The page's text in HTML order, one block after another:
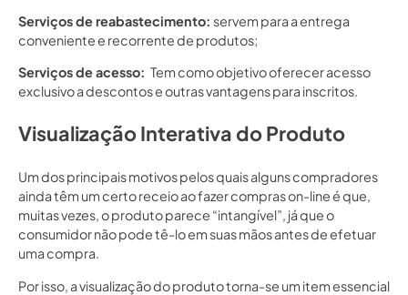
Serviços de reabastecimento: servem para a entrega
conveniente e recorrente de produtos;
Serviços de acesso: Tem como objetivo oferecer acesso
exclusivo a descontos e outras vantagens para inscritos.
Visualização Interativa do Produto
Um dos principais motivos pelos quais alguns compradores
ainda têm um certo receio ao fazer compras on-line é que,
muitas vezes, o produto parece “intangível”, já que o
consumidor não pode tê-lo em suas mãos antes de efetuar
uma compra.
Por isso, a visualização do produto torna-se um item essencial